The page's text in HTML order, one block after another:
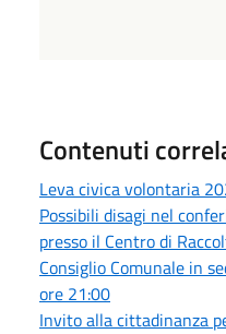
Contenuti
Leva civica volontaria
Possibili disagi nel
presso il Centro di
Consiglio Comunale in
ore 21:00
Invito alla cittadinanza